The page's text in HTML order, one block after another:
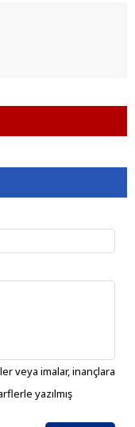
veya imalar, inançlara
yazılmış